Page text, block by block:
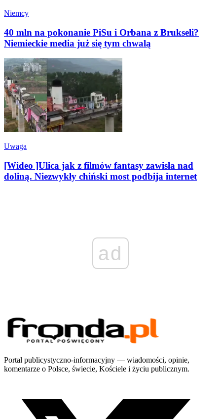
Niemcy
40 mln na pokonanie PiSu i Orbana z Brukseli?
Niemieckie media już się tym chwalą
Uwaga
[Wideo ]Ulica jak z filmów fantasy zawisła nad
doliną. Niezwykły chiński most podbija internet
ad
Portal publicystyczno-informacyjny — wiadomości, opinie,
komentarze o Polsce, świecie, Kościele i życiu publicznym.